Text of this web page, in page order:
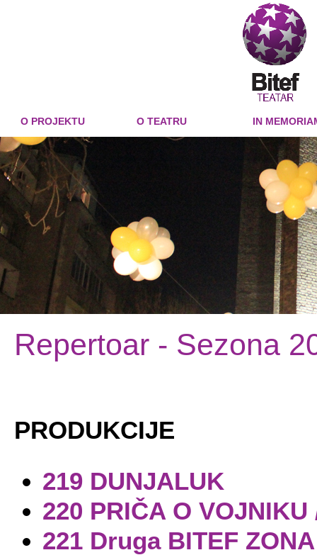
O PROJEKTU O TEATRU IN
Repertoar - Sezona
PRODUKCIJE
219 DUNJALUK
220 PRIČA O
221 Druga BITEF ZONA